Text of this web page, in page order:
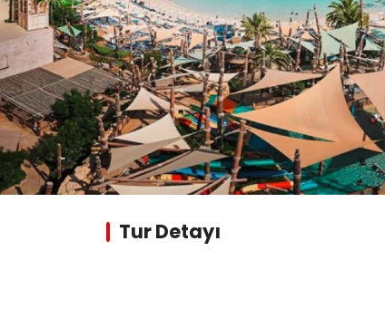
Tur Detayı